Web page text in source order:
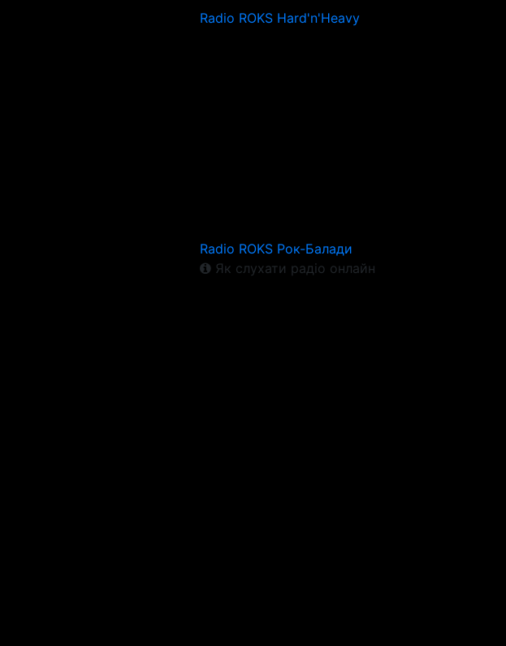
Radio ROKS Hard'n'Heavy
Radio ROKS Рок-Балади
Як слухати радіо онлайн